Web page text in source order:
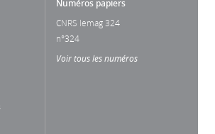
Numéros papiers
CNRS lemag 324
n°324
Voir tous les numéros